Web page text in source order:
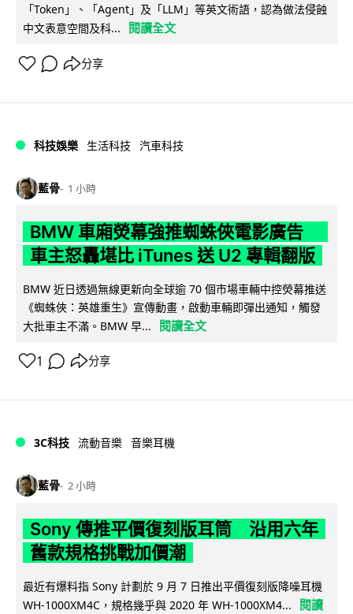
「Token」、「Agent」及「LLM」等英文術語，認為做法侵蝕
中文表意空間及科...
閱讀全文
分享
科技娛樂 生活科技 汽車科技
藍骨 1 小時
BMW 車廂熒幕強推蜘蛛俠電影廣告
車主怒轟堪比 iTunes 送 U2 專輯翻版
BMW 近日透過無線更新向全球逾 70 個市場車輛中控熒幕推送
《蜘蛛俠：英雄重生》宣傳動畫，啟動車輛即彈出通知，觸發
大批車主不滿。BMW 早...
閱讀全文
1 分享
3C科技 流動音樂 音樂耳機
藍骨 2 小時
Sony 傳推平價復刻版耳筒 沿用六年
舊款規格挑戰加價潮
最近有爆料指 Sony 計劃於 9 月 7 日推出平價復刻版降噪耳機
WH-1000XM4C，規格幾乎與 2020 年 WH-1000XM4...
閱讀